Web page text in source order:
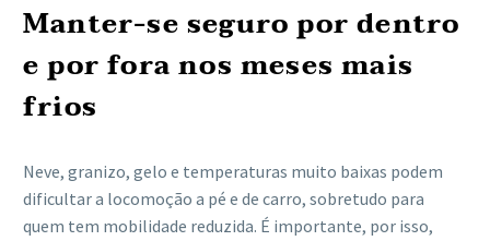
Manter-se seguro por dentro
e por fora nos meses mais
frios
Neve, granizo, gelo e temperaturas muito baixas podem
dificultar a locomoção a pé e de carro, sobretudo para
quem tem mobilidade reduzida. É importante, por isso,